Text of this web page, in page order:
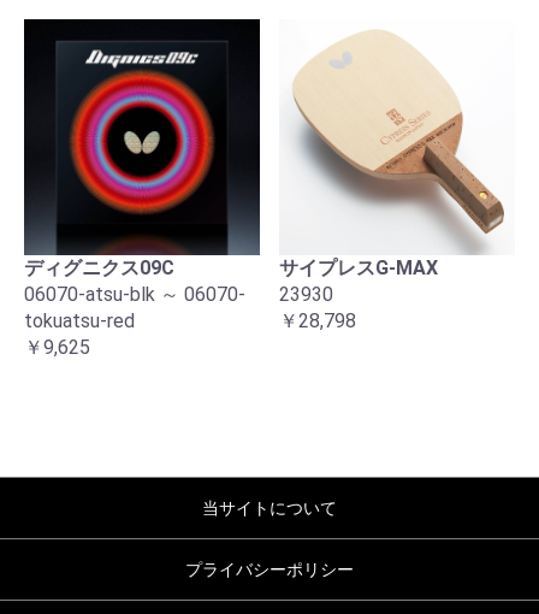
ディグニクス09C
06070-atsu-blk ～ 06070-
tokuatsu-red
￥9,625
サイプレスG-MAX
23930
￥28,798
当サイトについて
プライバシーポリシー